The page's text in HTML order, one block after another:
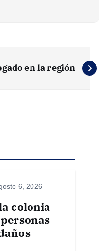
en la región
6, 2026
colonia